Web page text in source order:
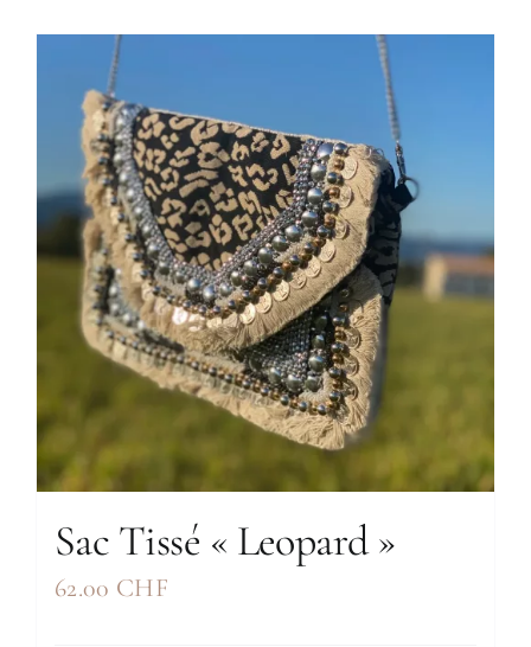
Sac Tissé « Leopard »
62.00 CHF